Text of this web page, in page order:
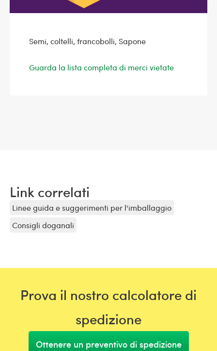
Semi, coltelli, francobolli, Sapone
Guarda la lista completa di merci vietate
Link correlati
Linee guida e suggerimenti per l'imballaggio
Consigli doganali
Prova il nostro calcolatore di
spedizione
Ottenere un preventivo di spedizione